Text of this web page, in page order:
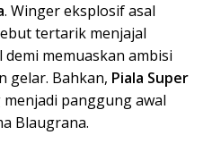
. Winger eksplosif asal
tertarik menjajal
memuaskan ambisi
gelar. Bahkan, Piala Super
panggung awal
Blaugrana.